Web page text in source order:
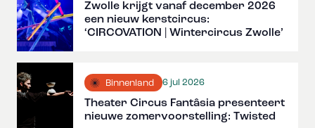
Zwolle krijgt vanaf december 2026
een nieuw kerstcircus:
‘CIRCOVATION | Wintercircus Zwolle’
Binnenland 6 jul 2026
Theater Circus Fantâsia presenteert
nieuwe zomervoorstelling: Twisted